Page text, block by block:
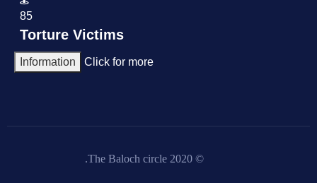
85
Torture Victims
Click for more
Information
© 2020 The Baloch circle.